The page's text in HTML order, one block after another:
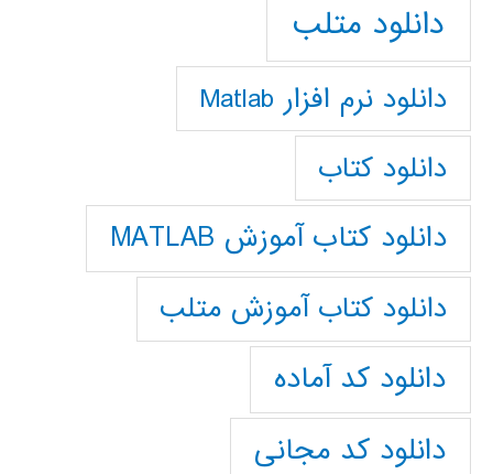
دانلود متلب
دانلود نرم افزار Matlab
دانلود کتاب
دانلود کتاب آموزش MATLAB
دانلود کتاب آموزش متلب
دانلود کد آماده
دانلود کد مجانی